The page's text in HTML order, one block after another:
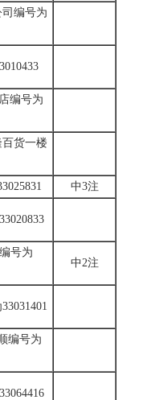
编号为
编号为
货一楼
中3注
号为
中2注
编号为